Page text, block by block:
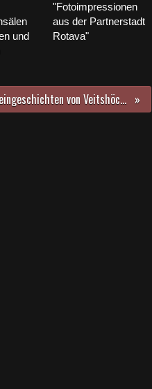
und
"Fotoimpressionen
aus der Partnerstadt
Rotava"
„Weingeschichten von Veitshöchheim“ – Öffentliche Führung am 4. Oktober